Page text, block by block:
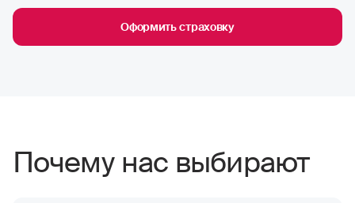
Оформить страховку
Почему нас выбирают